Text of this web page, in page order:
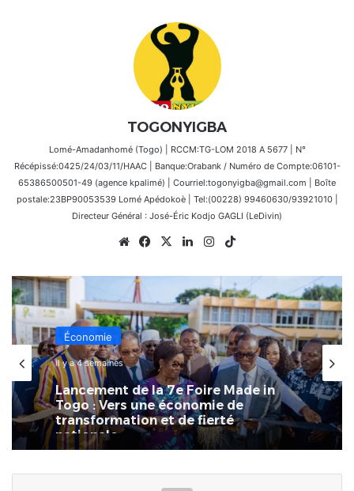
TOGONYIGBA
Lomé-Amadanhomé (Togo) | RCCM:TG-LOM 2018 A 5677 | N°
Récépissé:0425/24/03/11/HAAC | Banque:Orabank / Numéro de Compte:06101-
65386500501-49 (agence kpalimé) | Courriel:togonyigba@gmail.com | Boîte
postale:23BP90053539 Lomé Apédokoè | Tel:(00228) 99460630/93921010 |
Directeur Général : José-Éric Kodjo GAGLI (LeDivin)
WebsiteFacebook
X LinkedinInstagram
Économie
il y a 4 semaines
Lancement de la 7e Foire Made in
Togo : Vers une économie de
transformation et de fierté
nationale